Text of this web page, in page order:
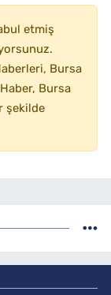
etmiş
Bursa
Bursa
şekilde